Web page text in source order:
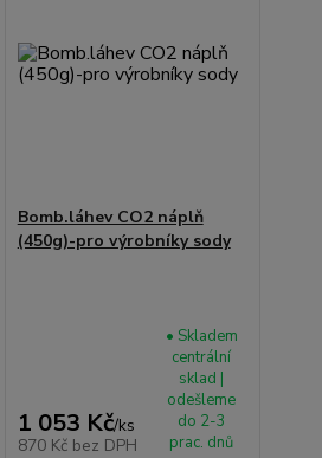
Bomb.láhev CO2 náplň
(450g)-pro výrobníky sody
1 053 Kč/ks
870 Kč bez DPH
• Skladem
centrální
sklad |
odešleme
do 2-3
prac. dnů